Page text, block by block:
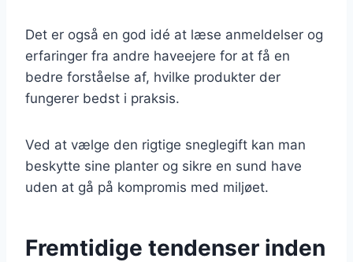
Det er også en god idé at læse anmeldelser og
erfaringer fra andre haveejere for at få en
bedre forståelse af, hvilke produkter der
fungerer bedst i praksis.
Ved at vælge den rigtige sneglegift kan man
beskytte sine planter og sikre en sund have
uden at gå på kompromis med miljøet.
Fremtidige tendenser inden